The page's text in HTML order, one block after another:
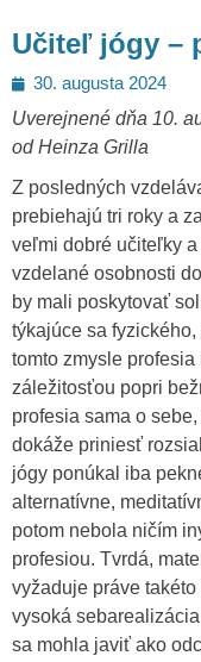
Učiteľ jógy –
Posted
on
30. augusta 2024
Uverejnené dňa 10.
od Heinza Grilla
Z posledných
prebiehajú tri roky a
veľmi dobré učiteľky
vzdelané osobnosti
by mali poskytovať
týkajúce sa
tomto zmysle
záležitosťou popri
profesia sama o
dokáže priniesť
jógy ponúkal iba
alternatívne,
potom nebola ničím
profesiou. Tvrdá,
vyžaduje práve
vysoká
sa mohla javiť ako